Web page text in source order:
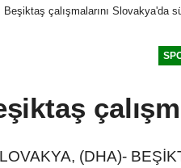
Beşiktaş çalışmalarını Slovakya'da
(DHA)-